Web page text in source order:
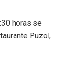
horas se
Puzol,